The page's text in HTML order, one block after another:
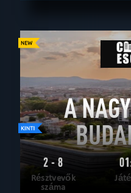
A
2 - 8
Résztvevők
száma